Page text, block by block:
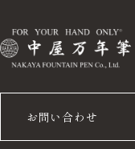
お問い合わせ